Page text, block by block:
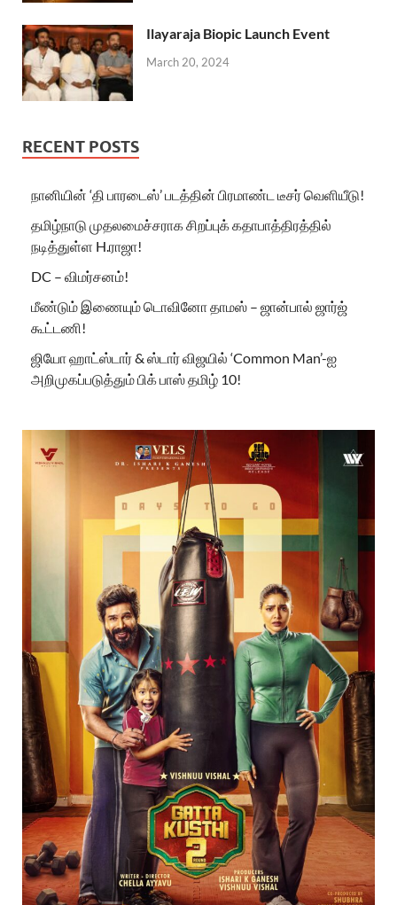
Ilayaraja Biopic Launch Event
March 20, 2024
RECENT POSTS
நானியின் ‘தி பாரடைஸ்’ படத்தின் பிரமாண்ட டீசர் வெளியீடு!
தமிழ்நாடு முதலமைச்சராக சிறப்புக் கதாபாத்திரத்தில்
நடித்துள்ள H.ராஜா!
DC – விமர்சனம்!
மீண்டும் இணையும் டொவினோ தாமஸ் – ஜான்பால் ஜார்ஜ்
கூட்டணி!
ஜியோ ஹாட்ஸ்டார் & ஸ்டார் விஜயில் ‘Common Man’-ஐ
அறிமுகப்படுத்தும் பிக் பாஸ் தமிழ் 10!